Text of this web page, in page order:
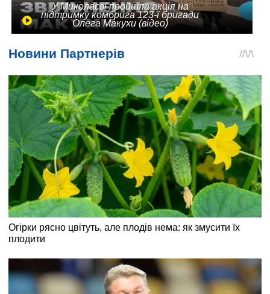
У Миколаєві пройшла акція на
підтримку комбрига 123-ї бригади
Олега Макухи (відео)